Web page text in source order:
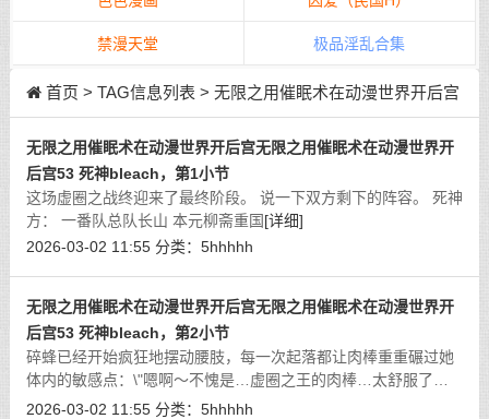
禁漫天堂 极品淫乱合集
首页 > TAG信息列表 > 无限之用催眠术在动漫世界开后宫
无限之用催眠术在动漫世界开后宫无限之用催眠术在动漫世界开
后宫53 死神bleach，第1小节
这场虚圈之战终迎来了最终阶段。 说一下双方剩下的阵容。 死神
方： 一番队总队长山 本元柳斋重国[详细]
2026-03-02 11:55 分类： 5hhhhh
无限之用催眠术在动漫世界开后宫无限之用催眠术在动漫世界开
后宫53 死神bleach，第2小节
碎蜂已经开始疯狂地摆动腰肢，每一次起落都让肉棒重重碾过她
体内的敏感点：\"嗯啊～不愧是…虚圈之王的肉棒…太舒服了…
不行了…要去了～\"[详细]
2026-03-02 11:55 分类： 5hhhhh